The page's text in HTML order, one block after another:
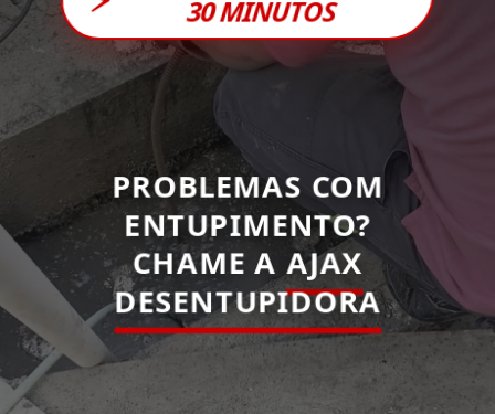
30 MINUTOS
PROBLEMAS COM
ENTUPIMENTO?
CHAME A AJAX
DESENTUPIDORA